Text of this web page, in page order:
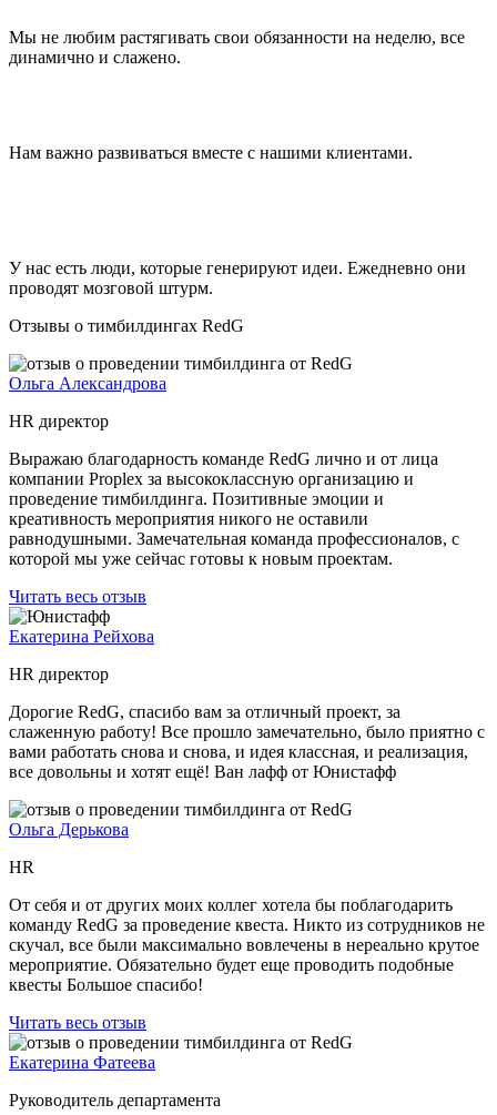
Мы не любим растягивать свои обязанности на неделю, все
динамично и слажено.
Нам важно развиваться вместе с нашими клиентами.
У нас есть люди, которые генерируют идеи. Ежедневно они
проводят мозговой штурм.
Отзывы о тимбилдингах RedG
Ольга Александрова
HR директор
Выражаю благодарность команде RedG лично и от лица
компании Proplex за высококлассную организацию и
проведение тимбилдинга. Позитивные эмоции и
креативность мероприятия никого не оставили
равнодушными. Замечательная команда профессионалов, с
которой мы уже сейчас готовы к новым проектам.
Читать весь отзыв
Екатерина Рейхова
HR директор
Дорогие RedG, спасибо вам за отличный проект, за
слаженную работу! Все прошло замечательно, было приятно с
вами работать снова и снова, и идея классная, и реализация,
все довольны и хотят ещё! Ван лафф от Юнистафф
Ольга Дерькова
HR
От себя и от других моих коллег хотела бы поблагодарить
команду RedG за проведение квеста. Никто из сотрудников не
скучал, все были максимально вовлечены в нереально крутое
мероприятие. Обязательно будет еще проводить подобные
квесты Большое спасибо!
Читать весь отзыв
Екатерина Фатеева
Руководитель департамента